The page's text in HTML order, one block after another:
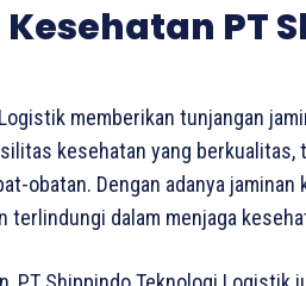
PT
memberikan tunjangan
kesehatan yang
obatan. Dengan adanya
terlindungi dalam menjaga